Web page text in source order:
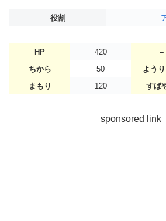
役割
HP 420 –
ちから
50 ようり
まもり
120 すば
sponsored link